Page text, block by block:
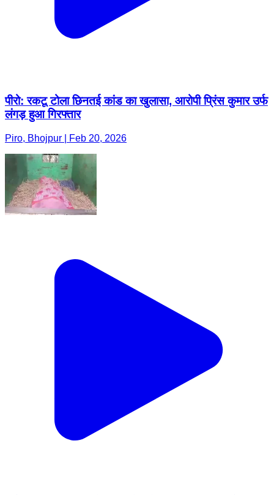
पीरो: रकटू टोला छिनतई कांड का खुलासा, आरोपी प्रिंस कुमार उर्फ
लंगड़ हुआ गिरफ्तार
Piro, Bhojpur | Feb 20, 2026